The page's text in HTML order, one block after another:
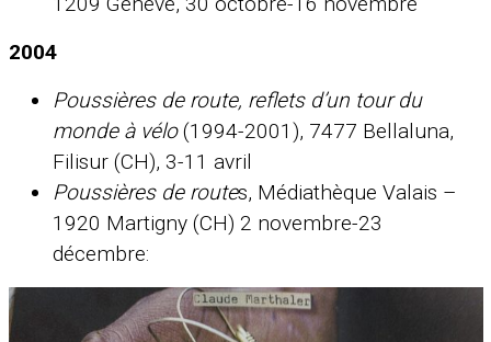
2004
Poussières de route, reflets d’un tour du
monde à vélo(1994-2001), 7477 Bellaluna,
Filisur (CH), 3-11 avril
Poussières de routes, Médiathèque Valais –
1920 Martigny (CH) 2 novembre-23
décembre: